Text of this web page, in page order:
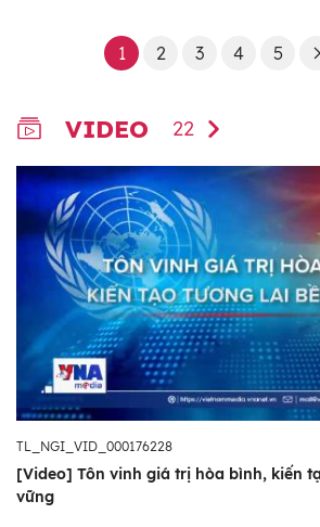
1 2 3 4 5
VIDEO 22
TL_NGI_VID_000176228
[Video] Tôn vinh giá trị hòa bình, kiến
vững